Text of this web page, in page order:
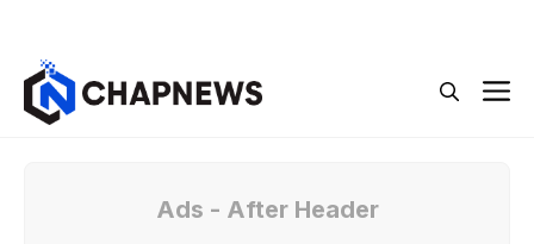
Ads - After Header